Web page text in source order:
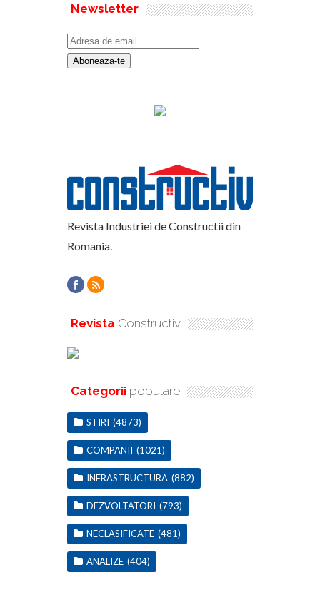
Newsletter
Revista Industriei de Constructii din
Romania.
Revista Constructiv
Categorii populare
STIRI (4873)
COMPANII (1021)
INFRASTRUCTURA (882)
DEZVOLTATORI (793)
NECLASIFICATE (481)
ANALIZE (404)